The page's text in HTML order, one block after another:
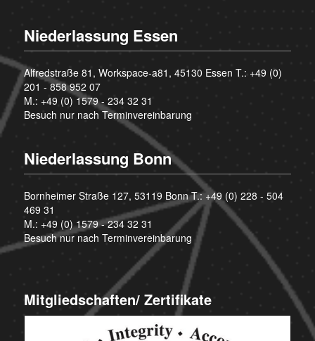
Niederlassung Essen
Alfredstraße 81, Workspace-a81, 45130 Essen T.: +49 (0)
201 - 858 952 07
M.: +49 (0) 1579 - 234 32 31
Besuch nur nach Terminvereinbarung
Niederlassung Bonn
Bornheimer Straße 127, 53119 Bonn T.:+49 (0) 228 - 504
469 31
M.: +49 (0) 1579 - 234 32 31
Besuch nur nach Terminvereinbarung
Mitgliedschaften/ Zertifikate